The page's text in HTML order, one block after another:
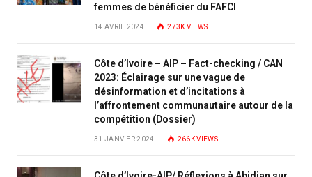
femmes de bénéficier du FAFCI
14 AVRIL 2024 273K VIEWS
Côte d’Ivoire – AIP – Fact-checking / CAN
2023: Éclairage sur une vague de
désinformation et d’incitations à
l’affrontement communautaire autour de la
compétition (Dossier)
31 JANVIER 2024 266KVIEWS